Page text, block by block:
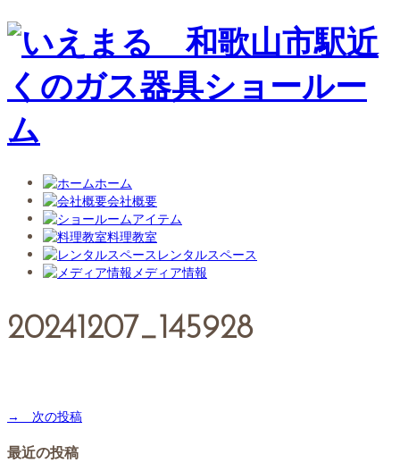
ホーム
会社概要
アイテム
料理教室
レンタルスペース
メディア情報
20241207_145928
→ 次の投稿
最近の投稿